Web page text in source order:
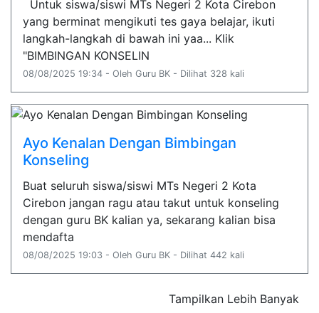
Untuk siswa/siswi MTs Negeri 2 Kota Cirebon
yang berminat mengikuti tes gaya belajar, ikuti
langkah-langkah di bawah ini yaa... Klik
"BIMBINGAN KONSELIN
08/08/2025 19:34 - Oleh Guru BK - Dilihat 328 kali
Ayo Kenalan Dengan Bimbingan
Konseling
Buat seluruh siswa/siswi MTs Negeri 2 Kota
Cirebon jangan ragu atau takut untuk konseling
dengan guru BK kalian ya, sekarang kalian bisa
mendafta
08/08/2025 19:03 - Oleh Guru BK - Dilihat 442 kali
Tampilkan Lebih Banyak